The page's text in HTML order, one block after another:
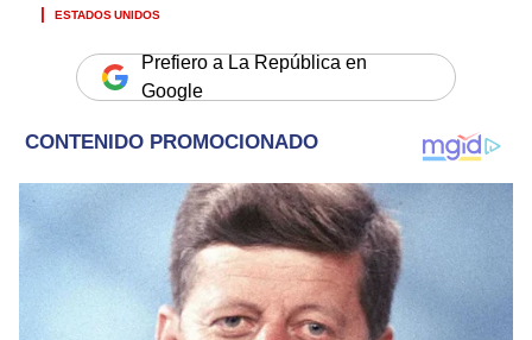
ESTADOS UNIDOS
Prefiero a La República en
Google